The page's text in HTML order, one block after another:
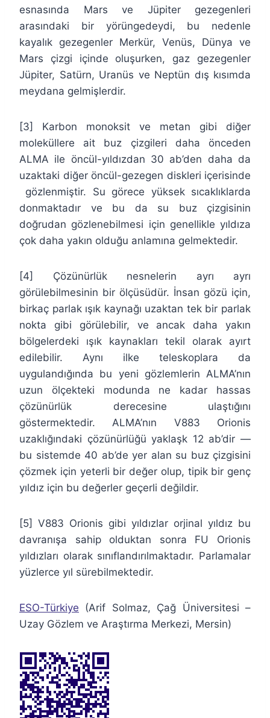
esnasında Mars ve Jüpiter gezegenleri
arasındaki bir yörüngedeydi, bu nedenle
kayalık gezegenler Merkür, Venüs, Dünya ve
Mars çizgi içinde oluşurken, gaz gezegenler
Jüpiter, Satürn, Uranüs ve Neptün dış kısımda
meydana gelmişlerdir.
[3] Karbon monoksit ve metan gibi diğer
moleküllere ait buz çizgileri daha önceden
ALMA ile öncül-yıldızdan 30 ab’den daha da
uzaktaki diğer öncül-gezegen diskleri içerisinde
gözlenmiştir. Su görece yüksek sıcaklıklarda
donmaktadır ve bu da su buz çizgisinin
doğrudan gözlenebilmesi için genellikle yıldıza
çok daha yakın olduğu anlamına gelmektedir.
[4] Çözünürlük nesnelerin ayrı ayrı
görülebilmesinin bir ölçüsüdür. İnsan gözü için,
birkaç parlak ışık kaynağı uzaktan tek bir parlak
nokta gibi görülebilir, ve ancak daha yakın
bölgelerdeki ışık kaynakları tekil olarak ayırt
edilebilir. Aynı ilke teleskoplara da
uygulandığında bu yeni gözlemlerin ALMA’nın
uzun ölçekteki modunda ne kadar hassas
çözünürlük derecesine ulaştığını
göstermektedir. ALMA’nın V883 Orionis
uzaklığındaki çözünürlüğü yaklaşk 12 ab’dir —
bu sistemde 40 ab’de yer alan su buz çizgisini
çözmek için yeterli bir değer olup, tipik bir genç
yıldız için bu değerler geçerli değildir.
[5] V883 Orionis gibi yıldızlar orjinal yıldız bu
davranışa sahip olduktan sonra FU Orionis
yıldızları olarak sınıflandırılmaktadır. Parlamalar
yüzlerce yıl sürebilmektedir.
ESO-Türkiye (Arif Solmaz, Çağ Üniversitesi –
Uzay Gözlem ve Araştırma Merkezi, Mersin)